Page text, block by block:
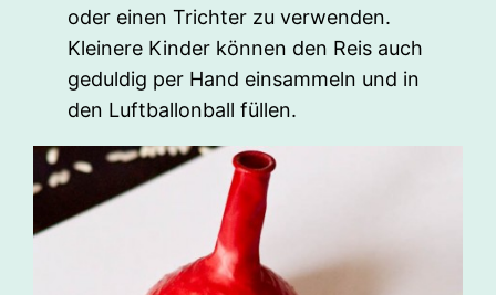
oder einen Trichter zu verwenden.
Kleinere Kinder können den Reis auch
geduldig per Hand einsammeln und in
den Luftballonball füllen.